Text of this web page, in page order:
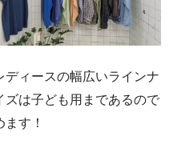
ィースの幅広いラインナ
ズは子ども用まであるので
す！